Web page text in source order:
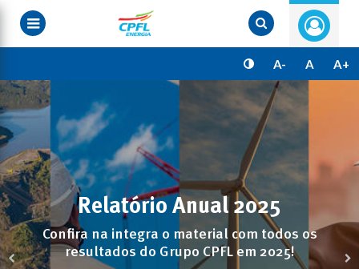
Pular
para
A- A A+
Relatório Anual 2025
Confira na integra o material com todos os
resultados do Grupo CPFL em 2025!